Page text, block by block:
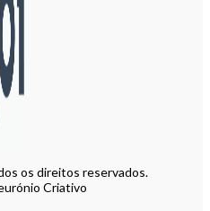
os direitos reservados.
Criativo